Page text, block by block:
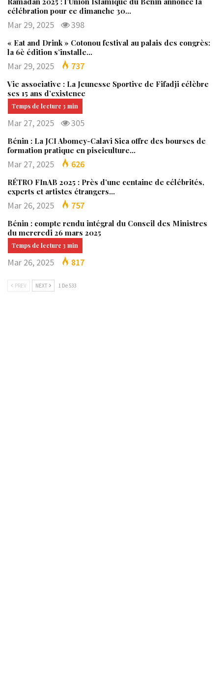
célébration pour ce dimanche 30…
Mar 29, 2025 398
« Eat and Drink » Cotonou festival au palais des congrès:
la 6è édition s’installe…
Mar 29, 2025 737
Vie associative : La Jeunesse Sportive de Fifadji célèbre
ses 15 ans d’existence
Mar 27, 2025 305
Bénin : La JCI Abomey-Calavi Sica offre des bourses de
formation pratique en pisciculture…
Mar 27, 2025 626
RÉTRO FInAB 2025 : Près d’une centaine de célébrités,
experts et artistes étrangers…
Mar 26, 2025 757
Bénin : compte rendu intégral du Conseil des Ministres
du mercredi 26 mars 2025
Mar 26, 2025 817
PREV NEXT 1 De 533